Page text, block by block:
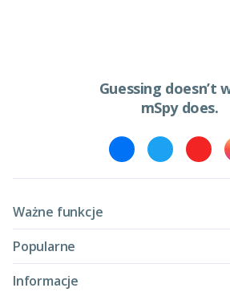
Guessing doesn’t
mSpy does.
Ważne funkcje
Popularne
Informacje